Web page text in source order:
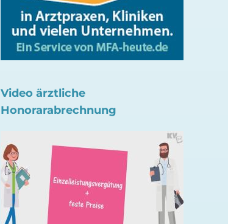
Video ärztliche
Honorarabrechnung